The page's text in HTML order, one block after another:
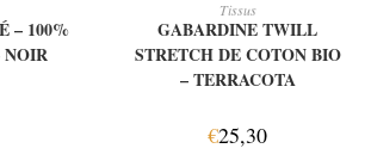
– 100%
NOIR
Tissus
GABARDINE TWILL
STRETCH DE COTON BIO
– TERRACOTA
€25,30